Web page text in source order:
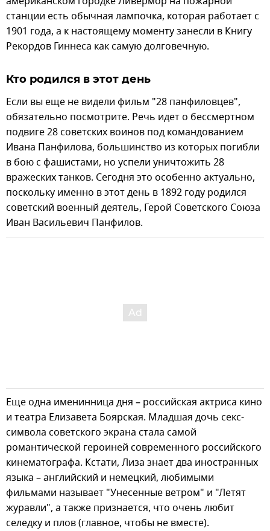
станции есть обычная лампочка, которая работает с
1901 года, а к настоящему моменту занесли в Книгу
Рекордов Гиннеса как самую долговечную.
Кто родился в этот день
Если вы еще не видели фильм "28 панфиловцев",
обязательно посмотрите. Речь идет о бессмертном
подвиге 28 советских воинов под командованием
Ивана Панфилова, большинство из которых погибли
в бою с фашистами, но успели уничтожить 28
вражеских танков. Сегодня это особенно актуально,
поскольку именно в этот день в 1892 году родился
советский военный деятель, Герой Советского Союза
Иван Васильевич Панфилов.
Еще одна именинница дня – российская актриса кино
и театра Елизавета Боярская. Младшая дочь секс-
символа советского экрана стала самой
романтической героиней современного российского
кинематографа. Кстати, Лиза знает два иностранных
языка – английский и немецкий, любимыми
фильмами называет "Унесенные ветром" и "Летят
журавли", а также признается, что очень любит
селедку и плов (главное, чтобы не вместе).